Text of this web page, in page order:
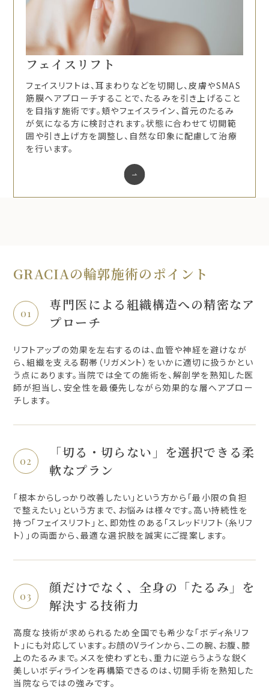
フェイスリフト
フェイスリフトは、耳まわりなどを切開し、皮膚やSMAS
筋膜へアプローチすることで、たるみを引き上げること
を目指す施術です。頬やフェイスライン、首元のたるみ
が気になる方に検討されます。状態に合わせて切開範
囲や引き上げ方を調整し、自然な印象に配慮して治療
を行います。
GRACIAの輪郭施術のポイント
専門医による組織構造への精密なア
プローチ
リフトアップの効果を左右するのは、血管や神経を避けなが
ら、組織を支える靭帯（リガメント）をいかに適切に扱うかとい
う点にあります。当院では全ての施術を、解剖学を熟知した医
師が担当し、安全性を最優先しながら効果的な層へアプロー
チします。
「切る・切らない」を選択できる柔
軟なプラン
「根本からしっかり改善したい」という方から「最小限の負担
で整えたい」という方まで、お悩みは様々です。高い持続性を
持つ「フェイスリフト」と、即効性のある「スレッドリフト（糸リフ
ト）」の両面から、最適な選択肢を誠実にご提案します。
顔だけでなく、全身の「たるみ」を
解決する技術力
高度な技術が求められるため全国でも希少な「ボディ糸リフ
ト」にも対応しています。お顔のVラインから、二の腕、お腹、膝
上のたるみまで。メスを使わずとも、重力に逆らうような鋭く
美しいボディラインを再構築できるのは、切開手術を熟知した
当院ならではの強みです。